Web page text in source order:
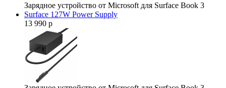
Зарядное устройство от Microsoft для Surface Book 3
Surface 127W Power Supply
13 990 р